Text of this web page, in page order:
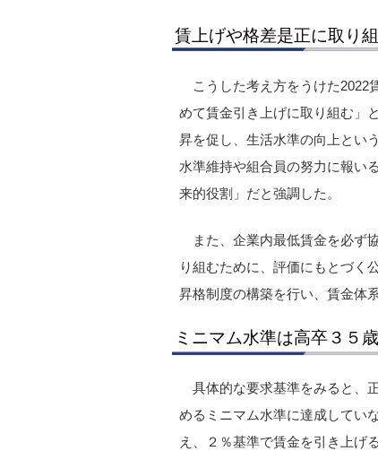
賃上げや格差是正に取り
こうした考え方をうけた2022
めて賃金引き上げに取り組む」
昇を促し、生活水準の向上とい
水準維持や組合員の努力に報い
来的役割」だと強調した。
また、企業内最低賃金を必ず
り組むために、評価にもとづく
昇格制度の構築を行い、賃金体
ミニマム水準は高卒３５
具体的な要求基準をみると、
めるミニマム水準に達成してい
え、２％基準で賃金を引き上げ